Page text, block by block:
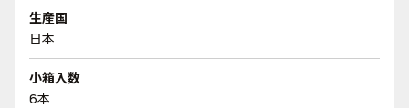
生産国
日本
小箱入数
6本